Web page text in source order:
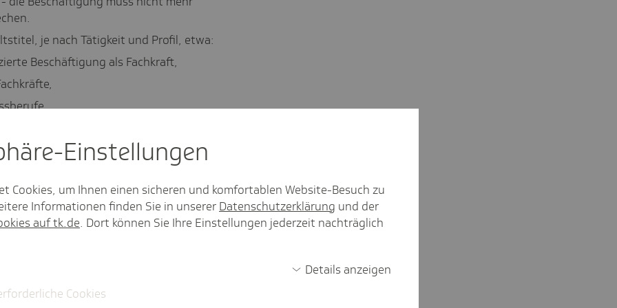
je nach Tätigkeit und Profil, etwa:
Beschäftigung als Fachkraft,
klären, ob ein
Stelle (z. B. Kammern,
Berufserfahrung
Einstel­lungen
Cookies, um Ihnen einen sicheren und komfortablen Website-Besuch zu
Informationen finden Sie in unserer Datenschutzerklärung und der
auf tk.de. Dort können Sie Ihre Einstellungen jederzeit nachträglich
Details anzeigen
Cookies